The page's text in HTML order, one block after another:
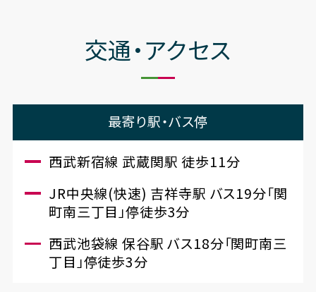
交通・アクセス
最寄り駅・バス停
西武新宿線 武蔵関駅 徒歩11分
JR中央線(快速) 吉祥寺駅 バス19分「関
町南三丁目」停徒歩3分
西武池袋線 保谷駅 バス18分「関町南三
丁目」停徒歩3分